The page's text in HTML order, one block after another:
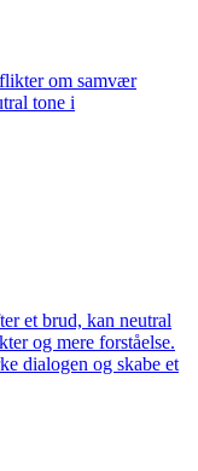
om samvær
tone i
et brud, kan neutral
og mere forståelse.
dialogen og skabe et